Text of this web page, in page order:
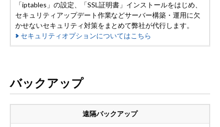
「iptables」の設定、「SSL証明書」インストールをはじめ、
セキュリティアップデート作業などサーバー構築・運用に欠
かせないセキュリティ対策をまとめて弊社が代行します。
セキュリティオプションについてはこちら
バックアップ
遠隔バックアップ